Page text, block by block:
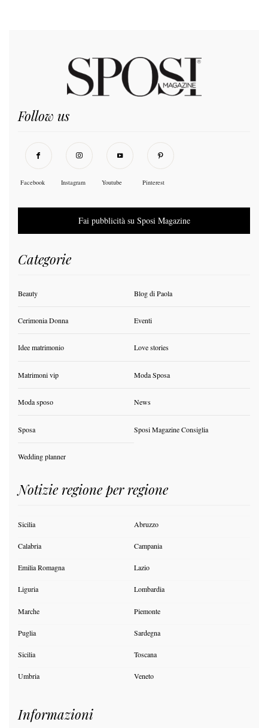
Follow us
Facebook Instagram Youtube Pinterest
Fai pubblicità su Sposi Magazine
Categorie
Beauty Blog di Paola
Cerimonia Donna Eventi
Idee matrimonio Love stories
Matrimoni vip Moda Sposa
Moda sposo News
Sposa Sposi Magazine Consiglia
Wedding planner
Notizie regione per regione
Sicilia Abruzzo
Calabria Campania
Emilia Romagna Lazio
Liguria Lombardia
Marche Piemonte
Puglia Sardegna
Sicilia Toscana
Umbria Veneto
Informazioni